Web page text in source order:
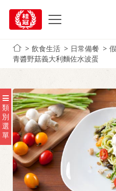
飲食生活 日常備餐
青醬野菇義大利麵佐水波蛋
類
別
選
單